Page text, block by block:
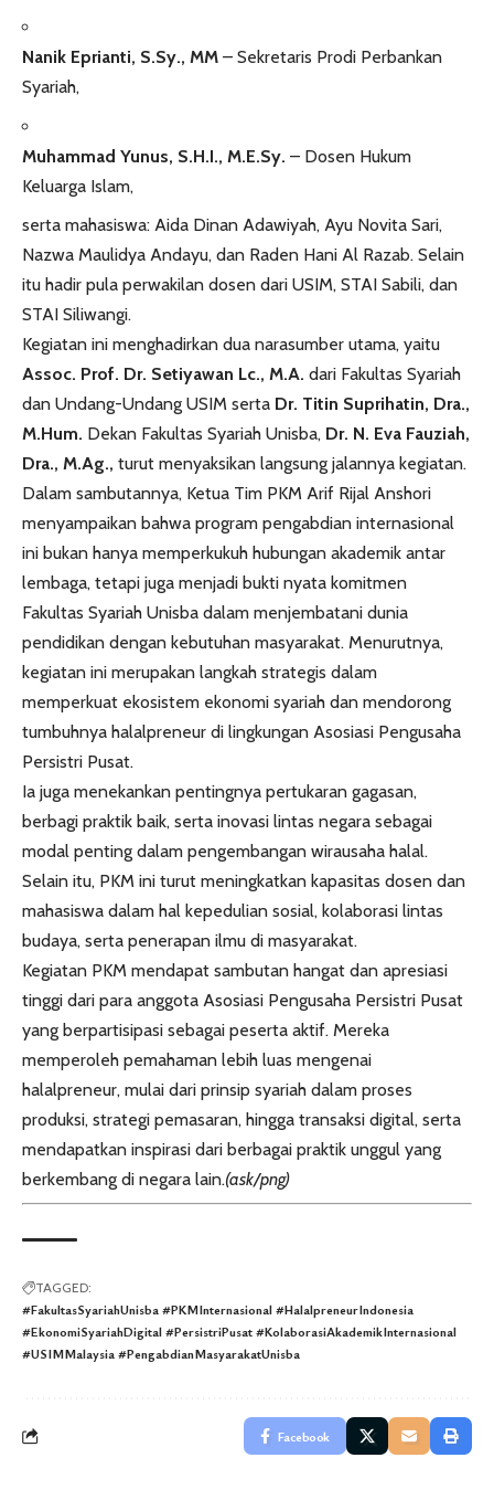
Nanik Eprianti, S.Sy., MM – Sekretaris Prodi Perbankan
Syariah,
Muhammad Yunus, S.H.I., M.E.Sy. – Dosen Hukum
Keluarga Islam,
serta mahasiswa: Aida Dinan Adawiyah, Ayu Novita Sari,
Nazwa Maulidya Andayu, dan Raden Hani Al Razab. Selain
itu hadir pula perwakilan dosen dari USIM, STAI Sabili, dan
STAI Siliwangi.
Kegiatan ini menghadirkan dua narasumber utama, yaitu
Assoc. Prof. Dr. Setiyawan Lc., M.A. dari Fakultas Syariah
dan Undang-Undang USIM serta Dr. Titin Suprihatin, Dra.,
M.Hum. Dekan Fakultas Syariah Unisba, Dr. N. Eva Fauziah,
Dra., M.Ag., turut menyaksikan langsung jalannya kegiatan.
Dalam sambutannya, Ketua Tim PKM Arif Rijal Anshori
menyampaikan bahwa program pengabdian internasional
ini bukan hanya memperkukuh hubungan akademik antar
lembaga, tetapi juga menjadi bukti nyata komitmen
Fakultas Syariah Unisba dalam menjembatani dunia
pendidikan dengan kebutuhan masyarakat. Menurutnya,
kegiatan ini merupakan langkah strategis dalam
memperkuat ekosistem ekonomi syariah dan mendorong
tumbuhnya halalpreneur di lingkungan Asosiasi Pengusaha
Persistri Pusat.
Ia juga menekankan pentingnya pertukaran gagasan,
berbagi praktik baik, serta inovasi lintas negara sebagai
modal penting dalam pengembangan wirausaha halal.
Selain itu, PKM ini turut meningkatkan kapasitas dosen dan
mahasiswa dalam hal kepedulian sosial, kolaborasi lintas
budaya, serta penerapan ilmu di masyarakat.
Kegiatan PKM mendapat sambutan hangat dan apresiasi
tinggi dari para anggota Asosiasi Pengusaha Persistri Pusat
yang berpartisipasi sebagai peserta aktif. Mereka
memperoleh pemahaman lebih luas mengenai
halalpreneur, mulai dari prinsip syariah dalam proses
produksi, strategi pemasaran, hingga transaksi digital, serta
mendapatkan inspirasi dari berbagai praktik unggul yang
berkembang di negara lain.(ask/png)
TAGGED:
#FakultasSyariahUnisba #PKMInternasional #HalalpreneurIndonesia
#EkonomiSyariahDigital #PersistriPusat #KolaborasiAkademikInternasional
#USIMMalaysia #PengabdianMasyarakatUnisba
Facebook